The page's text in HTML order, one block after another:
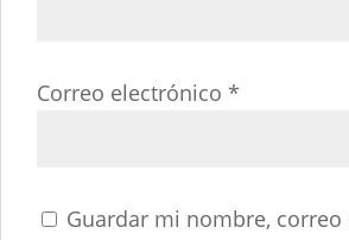
Correo electrónico *
Guardar mi nombre,